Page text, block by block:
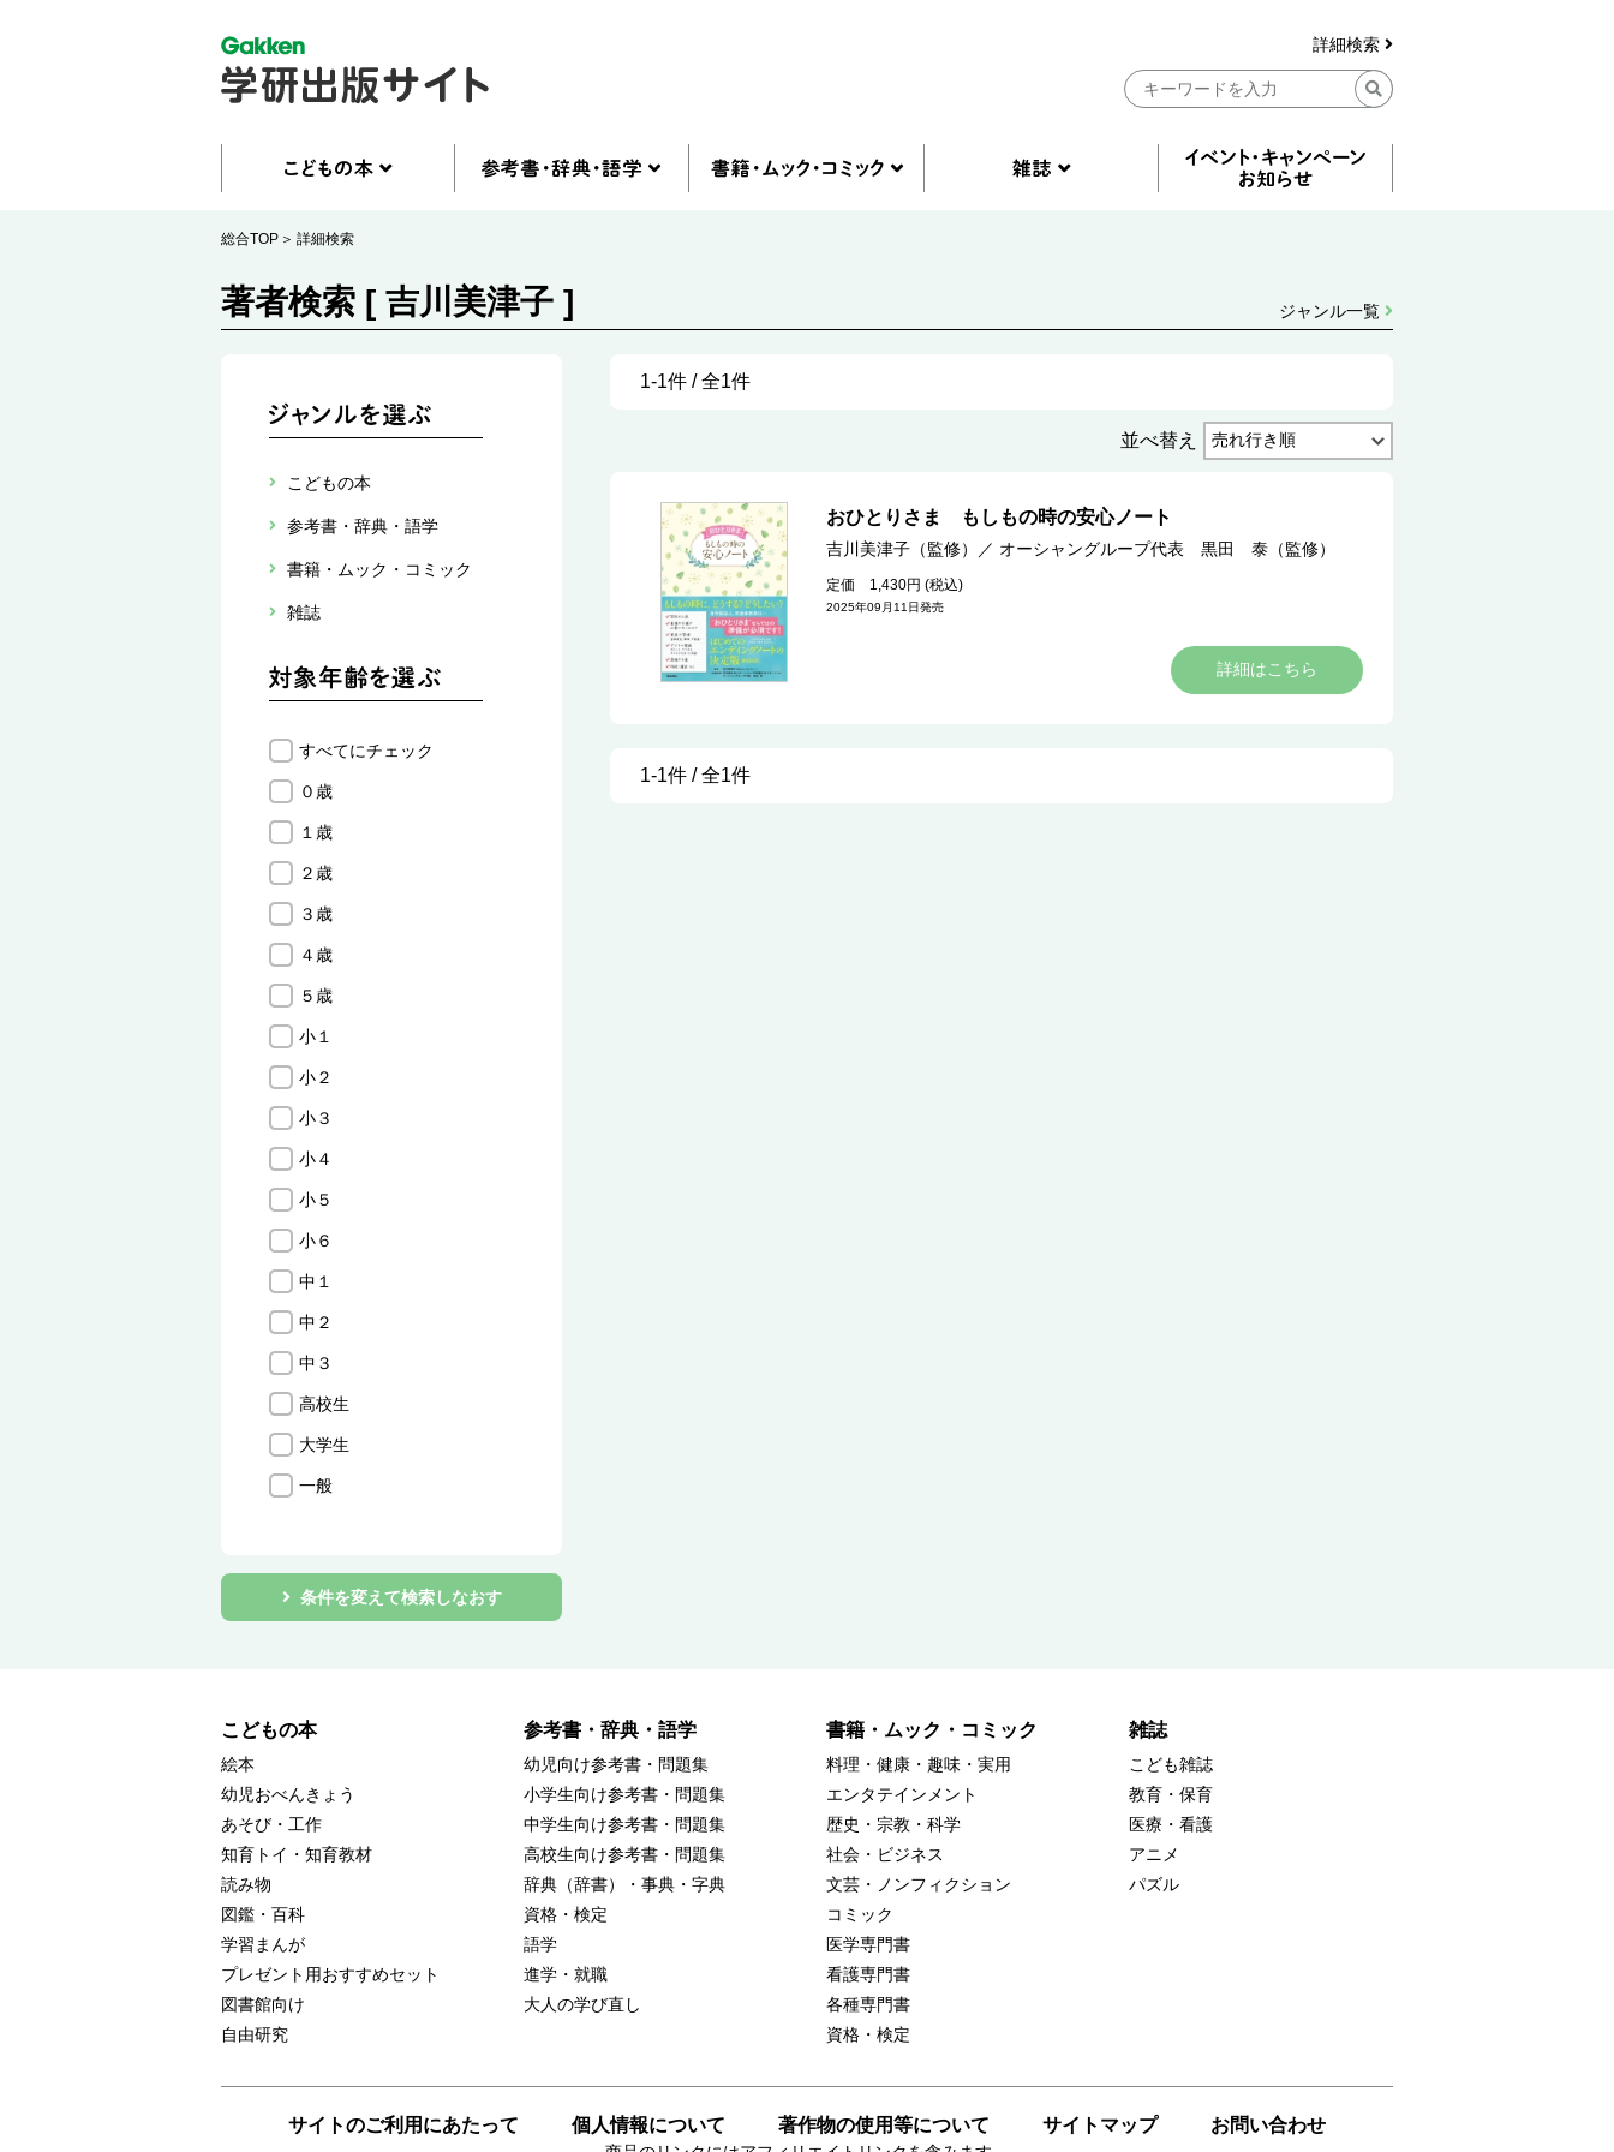
詳細検索
総合TOP 詳細検索
著者検索 [ 吉川美津子 ] ジャンル一覧
こどもの本
参考書・辞典・語学
書籍・ムック・コミック
雑誌
すべてにチェック
０歳
１歳
２歳
３歳
４歳
５歳
小１
小２
小３
小４
小５
小６
中１
中２
中３
高校生
大学生
一般
条件を変えて検索しなおす
1-1件 / 全1件
並べ替え
おひとりさま もしもの時の安心ノート
吉川美津子（監修） ／ オーシャングループ代表 黒田 泰（監修）
定価 1,430円 (税込)
2025年09月11日発売
詳細はこちら
1-1件 / 全1件
こどもの本
絵本
幼児おべんきょう
あそび・工作
知育トイ・知育教材
読み物
図鑑・百科
学習まんが
プレゼント用おすすめセット
図書館向け
自由研究
参考書・辞典・語学
幼児向け参考書・問題集
小学生向け参考書・問題集
中学生向け参考書・問題集
高校生向け参考書・問題集
辞典（辞書）・事典・字典
資格・検定
語学
進学・就職
大人の学び直し
書籍・ムック・コミック
料理・健康・趣味・実用
エンタテインメント
歴史・宗教・科学
社会・ビジネス
文芸・ノンフィクション
コミック
医学専門書
看護専門書
各種専門書
資格・検定
雑誌
こども雑誌
教育・保育
医療・看護
アニメ
パズル
サイトのご利用にあたって 個人情報について 著作物の使用等について サイトマップ お問い合わせ